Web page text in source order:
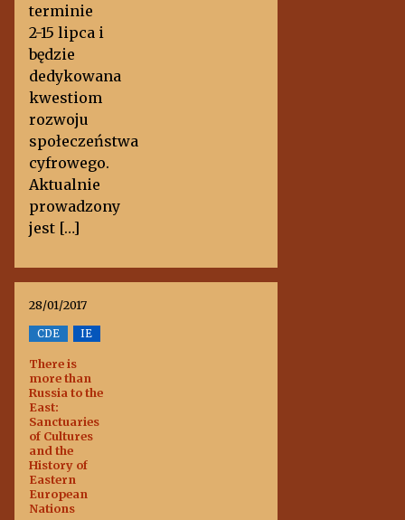
terminie
2-15 lipca i
będzie
dedykowana
kwestiom
rozwoju
społeczeństwa
cyfrowego.
Aktualnie
prowadzony
jest […]
28/01/2017
CDE IE
There is
more than
Russia to the
East:
Sanctuaries
of Cultures
and the
History of
Eastern
European
Nations